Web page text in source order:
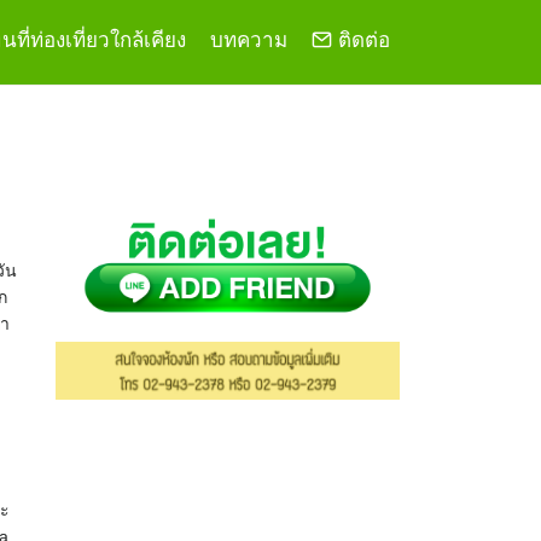
ที่ท่องเที่ยวใกล้เคียง บทความ ติดต่อ
น